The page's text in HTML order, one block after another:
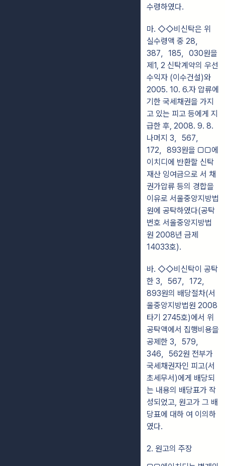
수령하였다.
마. ◇◇비신탁은 위
실수령액 중 28，
387，185，030원을
제1, 2 신탁계약의 우선
수익자 (이수건설)와
2005. 10. 6.자 압류에
기한 국세채권을 가지
고 있는 피고 등에게 지
급한 후, 2008. 9. 8.
나머지 3，567，
172，893원을 ▢▢에
이치디에 반환할 신탁
재산 잉여금으로 서 채
권가압류 등의 경합을
이유로 서울중앙지방법
원에 공탁하였다(공탁
번호 서울중앙지방법
원 2008년 금제
14033호).
바. ◇◇비신탁이 공탁
한 3，567，172，
893원의 배당절차(서
울중앙지방법원 2008
타기 2745호)에서 위
공탁액에서 집행비용을
공제한 3，579，
346，562원 전부가
국세채권자인 피고(서
초세무서)에게 배당되
는 내용의 배당표가 작
성되었고, 원고가 그 배
당표에 대하 여 이의하
였다.
2. 원고의 주장